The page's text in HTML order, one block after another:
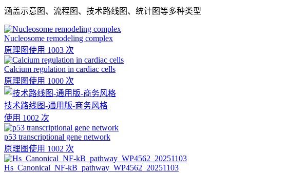
涵盖示意图、流程图、技术路线图、统计图等多种类型
Nucleosome remodeling complex
原理图使用 1003 次
Calcium regulation in cardiac cells
原理图使用 1000 次
技术路线图-通用版-商务风格
使用 1002 次
p53 transcriptional gene network
原理图使用 1002 次
Hs_Canonical_NF-kB_pathway_WP4562_20251103